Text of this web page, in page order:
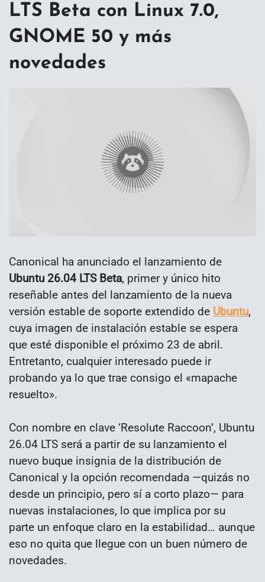
LTS Beta con Linux 7.0,
GNOME 50 y más
novedades
Canonical ha anunciado el lanzamiento de
Ubuntu 26.04 LTS Beta, primer y único hito
reseñable antes del lanzamiento de la nueva
versión estable de soporte extendido de Ubuntu,
cuya imagen de instalación estable se espera
que esté disponible el próximo 23 de abril.
Entretanto, cualquier interesado puede ir
probando ya lo que trae consigo el «mapache
resuelto».
Con nombre en clave ‘Resolute Raccoon’, Ubuntu
26.04 LTS será a partir de su lanzamiento el
nuevo buque insignia de la distribución de
Canonical y la opción recomendada —quizás no
desde un principio, pero sí a corto plazo— para
nuevas instalaciones, lo que implica por su
parte un enfoque claro en la estabilidad… aunque
eso no quita que llegue con un buen número de
novedades.